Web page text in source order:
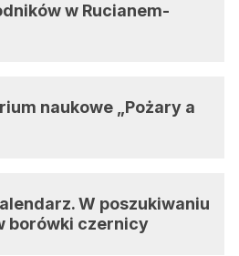
w Rucianem-
naukowe „Pożary a
W poszukiwaniu
borówki czernicy